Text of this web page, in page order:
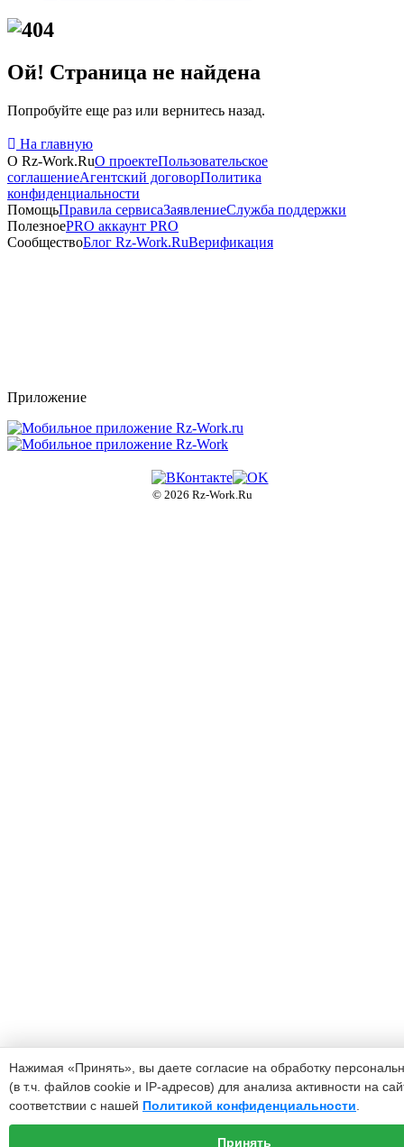
Ой! Страница не найдена
Попробуйте еще раз или вернитесь назад.
На главную
Платные
информационные
услуги
О Rz-Work.RuО проектеПользовательское
соглашениеАгентский договорПолитика
конфиденциальности
ПомощьПравила сервисаЗаявлениеСлужба поддержки
ПолезноеPRO аккаунт PRO
СообществоБлог Rz-Work.RuВерификация
Приложение
© 2026 Rz-Work.Ru
Нажимая «Принять», вы даете согласие на обработку
(в т.ч. файлов cookie и IP-адресов) для анализа активности на
соответствии с нашей Политикой конфиденциальности
Принять